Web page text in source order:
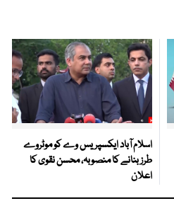
اسلام آباد ایکسپریس وے کو موٹروے
طرز بنانے کا منصوبہ، محسن نقوی کا
اعلان